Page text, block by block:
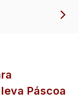
Páscoa